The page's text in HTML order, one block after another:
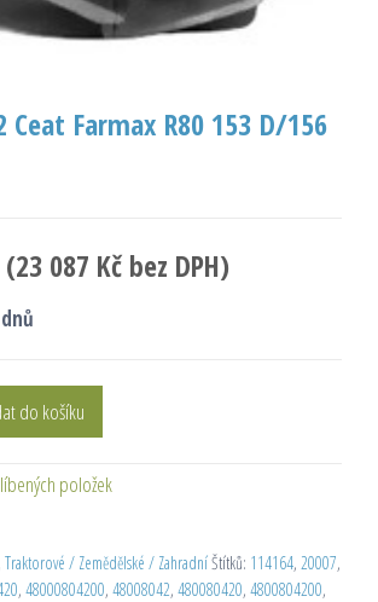
Ceat Farmax R80 153 D/156
(23 087 Kč bez DPH)
do košíku
položek
Traktorové / Zemědělské / ZahradníŠtítků: 114164, 20007,
, 48000804200, 48008042, 480080420, 4800804200,